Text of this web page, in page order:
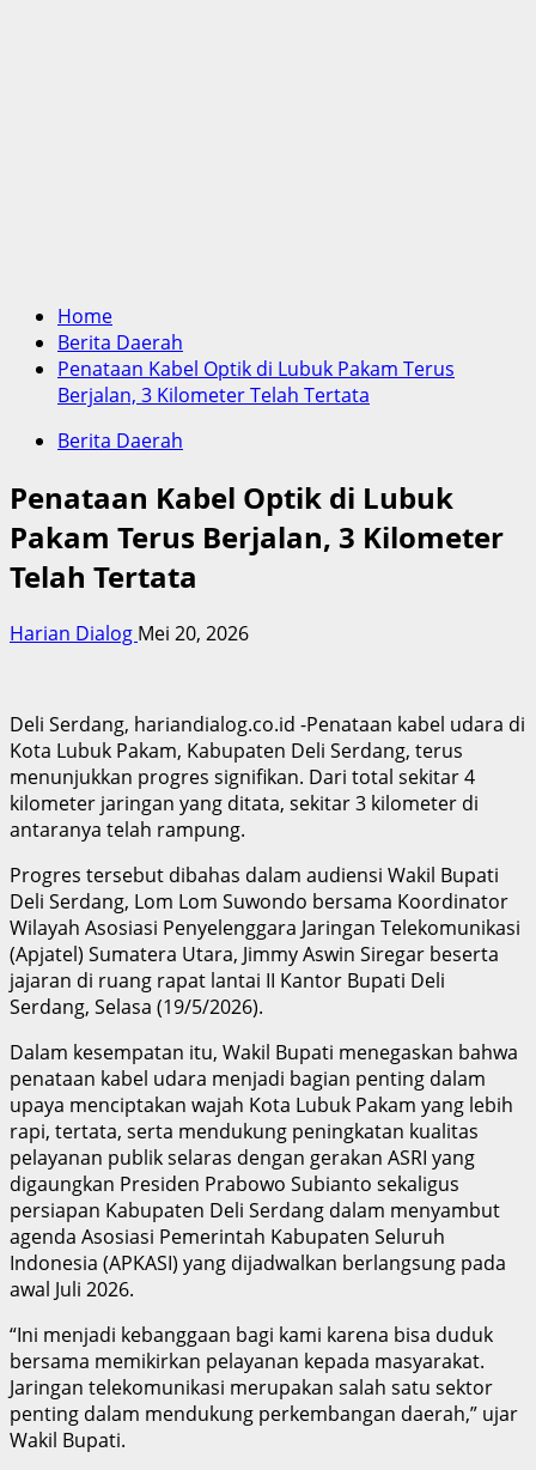
Home
Berita Daerah
Penataan Kabel Optik di Lubuk Pakam Terus
Berjalan, 3 Kilometer Telah Tertata
Berita Daerah
Penataan Kabel Optik di Lubuk
Pakam Terus Berjalan, 3 Kilometer
Telah Tertata
Harian Dialog Mei 20, 2026
Deli Serdang, hariandialog.co.id -Penataan kabel udara di
Kota Lubuk Pakam, Kabupaten Deli Serdang, terus
menunjukkan progres signifikan. Dari total sekitar 4
kilometer jaringan yang ditata, sekitar 3 kilometer di
antaranya telah rampung.
Progres tersebut dibahas dalam audiensi Wakil Bupati
Deli Serdang, Lom Lom Suwondo bersama Koordinator
Wilayah Asosiasi Penyelenggara Jaringan Telekomunikasi
(Apjatel) Sumatera Utara, Jimmy Aswin Siregar beserta
jajaran di ruang rapat lantai II Kantor Bupati Deli
Serdang, Selasa (19/5/2026).
Dalam kesempatan itu, Wakil Bupati menegaskan bahwa
penataan kabel udara menjadi bagian penting dalam
upaya menciptakan wajah Kota Lubuk Pakam yang lebih
rapi, tertata, serta mendukung peningkatan kualitas
pelayanan publik selaras dengan gerakan ASRI yang
digaungkan Presiden Prabowo Subianto sekaligus
persiapan Kabupaten Deli Serdang dalam menyambut
agenda Asosiasi Pemerintah Kabupaten Seluruh
Indonesia (APKASI) yang dijadwalkan berlangsung pada
awal Juli 2026.
“Ini menjadi kebanggaan bagi kami karena bisa duduk
bersama memikirkan pelayanan kepada masyarakat.
Jaringan telekomunikasi merupakan salah satu sektor
penting dalam mendukung perkembangan daerah,” ujar
Wakil Bupati.